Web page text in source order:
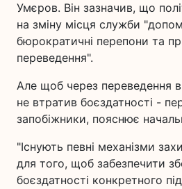
Умєров. Він зазначив, що
на зміну місця служби
бюрократичні перепони та
переведення".
Але щоб через переведення
не втратив боєздатності -
запобіжники, пояснює
"Існують певні механізми
для того, щоб забезпечити
боєздатності конкретного